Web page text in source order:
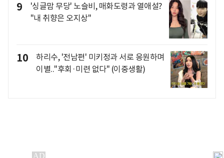
9
'싱글맘 무당' 노슬비, 매화도령과 열애설?
"내 취향은 오지상"
10
하리수, '전남편' 미키정과 서로 응원하며
이별.."후회·미련 없다" (이중생활)